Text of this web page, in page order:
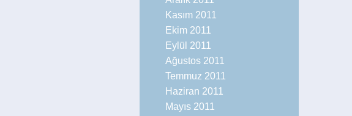
Kasım 2011
Ekim 2011
Eylül 2011
Ağustos 2011
Temmuz 2011
Haziran 2011
Mayıs 2011